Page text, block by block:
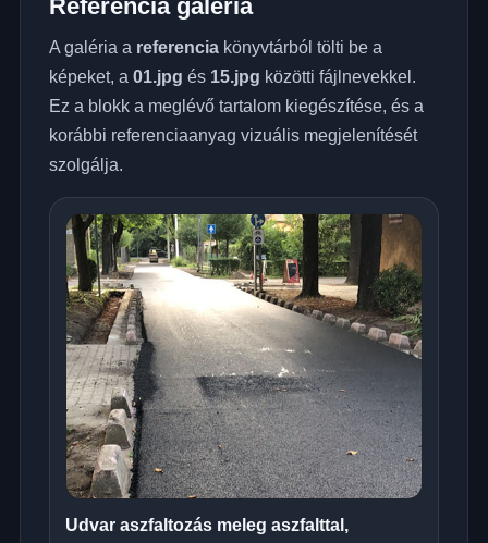
Referencia galéria
A galéria a referenciakönyvtárból tölti be a
képeket, a 01.jpg és 15.jpg közötti fájlnevekkel.
Ez a blokk a meglévő tartalom kiegészítése, és a
korábbi referenciaanyag vizuális megjelenítését
szolgálja.
Udvar aszfaltozás meleg aszfalttal,